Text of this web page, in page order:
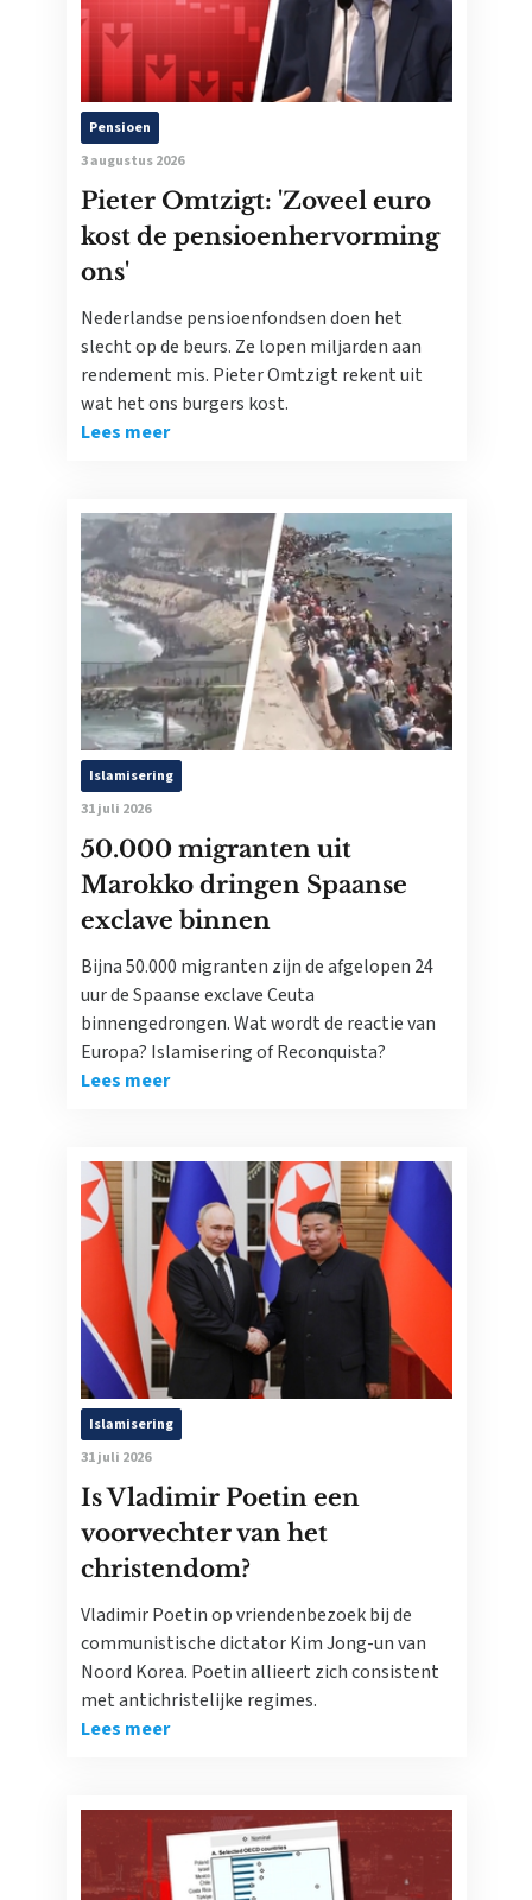
Pensioen
3 augustus 2026
Pieter Omtzigt: 'Zoveel euro
kost de pensioenhervorming
ons'
Nederlandse pensioenfondsen doen het
slecht op de beurs. Ze lopen miljarden aan
rendement mis. Pieter Omtzigt rekent uit
wat het ons burgers kost.
Lees meer
Islamisering
31 juli 2026
50.000 migranten uit
Marokko dringen Spaanse
exclave binnen
Bijna 50.000 migranten zijn de afgelopen 24
uur de Spaanse exclave Ceuta
binnengedrongen. Wat wordt de reactie van
Europa? Islamisering of Reconquista?
Lees meer
Islamisering
31 juli 2026
Is Vladimir Poetin een
voorvechter van het
christendom?
Vladimir Poetin op vriendenbezoek bij de
communistische dictator Kim Jong-un van
Noord Korea. Poetin allieert zich consistent
met antichristelijke regimes.
Lees meer